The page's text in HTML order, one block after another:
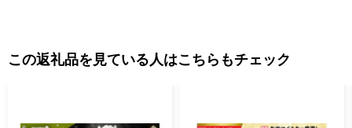
この返礼品を見ている人はこちらもチェック